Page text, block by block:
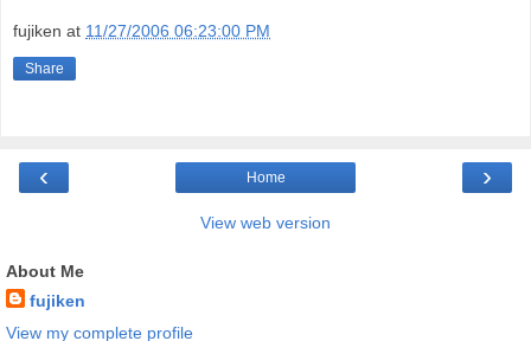
fujiken at 11/27/2006 06:23:00 PM
Share
‹ ›
Home
View web version
About Me
fujiken
View my complete profile